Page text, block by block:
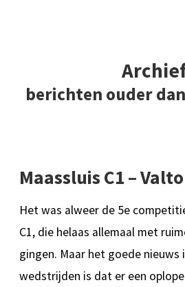
berichten ouder
Maassluis C1 –
Het was alweer de 5e
C1, die helaas allemaal met
gingen. Maar het goede nieuws
wedstrijden is dat er een